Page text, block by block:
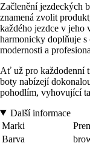
Začlenění jezdeckých
znamená zvolit
každého jezdce v jeho
harmonicky doplňuje s
modernosti a
Ať už pro každodenní
boty nabízejí
pohodlím, vyhovující
Další informace
Marki
Barva